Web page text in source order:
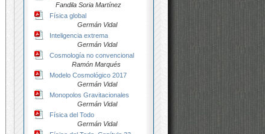
Fandila Soria Martínez
Física global
Germán Vidal
Inteligencia extrema
Germán Vidal
Cosmología no convencional
Ramón Marqués
Modelo Cosmológico 2017
Germán Vidal
Monopolos Gravitacionales
Germán Vidal
Física del Todo
Germán Vidal